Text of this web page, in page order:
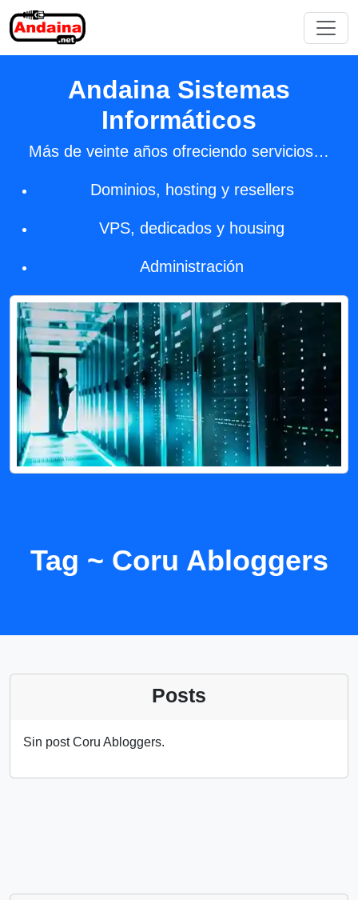
Andaina Sistemas
Informáticos
Más de veinte años ofreciendo servicios…
Dominios, hosting y resellers
VPS, dedicados y housing
Administración
Tag ~ Coru Abloggers
Posts
Sin post Coru Abloggers.